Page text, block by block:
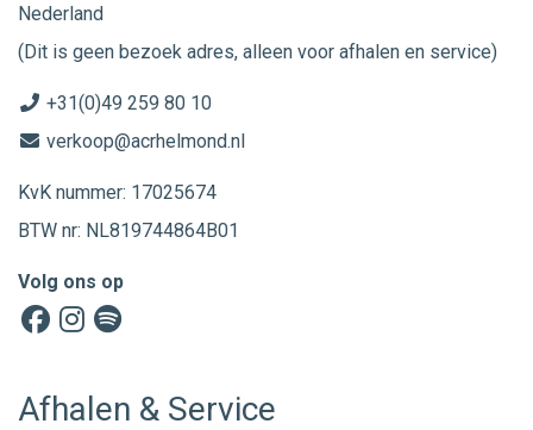
Nederland
(Dit is geen bezoek adres, alleen voor afhalen en service)
+31(0)49 259 80 10
verkoop@acrhelmond.nl
KvK nummer: 17025674
BTW nr: NL819744864B01
Volg ons op
Afhalen & Service